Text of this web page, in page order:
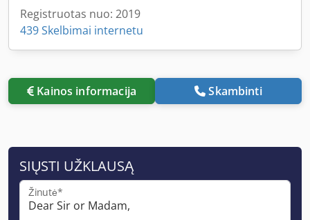
Registruotas nuo: 2019
439 Skelbimai internetu
Kainos informacija Skambinti
SIŲSTI UŽKLAUSĄ
Žinutė*